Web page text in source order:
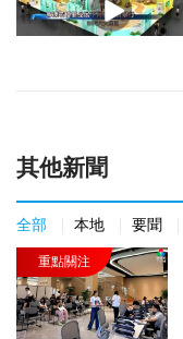
其他新聞
全部 本地 要聞